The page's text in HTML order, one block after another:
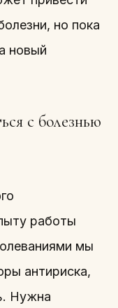
но пока
новый
с болезнью
работы
мы
антириска,
Нужна